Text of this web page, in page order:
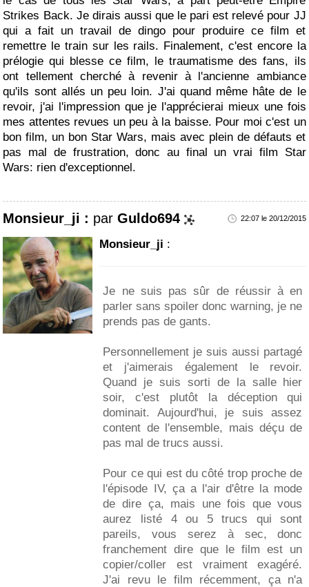
Strikes Back. Je dirais aussi que le pari est relevé pour JJ
qui a fait un travail de dingo pour produire ce film et
remettre le train sur les rails. Finalement, c'est encore la
prélogie qui blesse ce film, le traumatisme des fans, ils
ont tellement cherché à revenir à l'ancienne ambiance
qu'ils sont allés un peu loin. J'ai quand même hâte de le
revoir, j'ai l'impression que je l'apprécierai mieux une fois
mes attentes revues un peu à la baisse. Pour moi c'est un
bon film, un bon Star Wars, mais avec plein de défauts et
pas mal de frustration, donc au final un vrai film Star
Wars: rien d'exceptionnel.
Monsieur_ji : parGuldo694 22:07 le 20/12/2015
Monsieur_ji :
Je ne suis pas sûr de réussir à en
parler sans spoiler donc warning, je ne
prends pas de gants.
Personnellement je suis aussi partagé
et j'aimerais également le revoir.
Quand je suis sorti de la salle hier
soir, c'est plutôt la déception qui
dominait. Aujourd'hui, je suis assez
content de l'ensemble, mais déçu de
pas mal de trucs aussi.
Pour ce qui est du côté trop proche de
l'épisode IV, ça a l'air d'être la mode
de dire ça, mais une fois que vous
aurez listé 4 ou 5 trucs qui sont
pareils, vous serez à sec, donc
franchement dire que le film est un
copier/coller est vraiment exagéré.
J'ai revu le film récemment, ça n'a